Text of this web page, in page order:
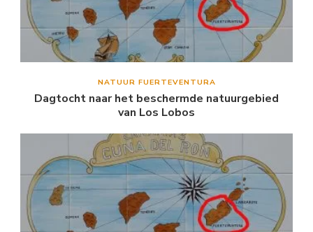
NATUUR FUERTEVENTURA
Dagtocht naar het beschermde natuurgebied
van Los Lobos